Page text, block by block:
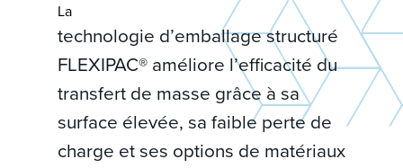
La
technologie d’emballage structuré
FLEXIPAC® améliore l’efficacité du
transfert de masse grâce à sa
surface élevée, sa faible perte de
charge et ses options de matériaux